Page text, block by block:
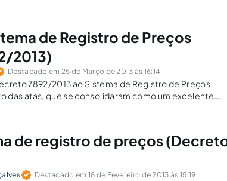
de Registro de Preços
2013)
Destacado em 25 de Março de 2013 às 16:14
7892/2013 ao Sistema de Registro de Preços
das atas, que se consolidaram como um excelente
de registro de preços
Destacado em 18 de Fevereiro de 2013 às 15:19